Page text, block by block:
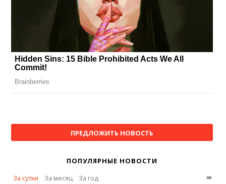
ПРЕДЛОЖИТЬ НОВОСТЬ
ПОПУЛЯРНЫЕ НОВОСТИ
За сутки
За месяц За год ∞